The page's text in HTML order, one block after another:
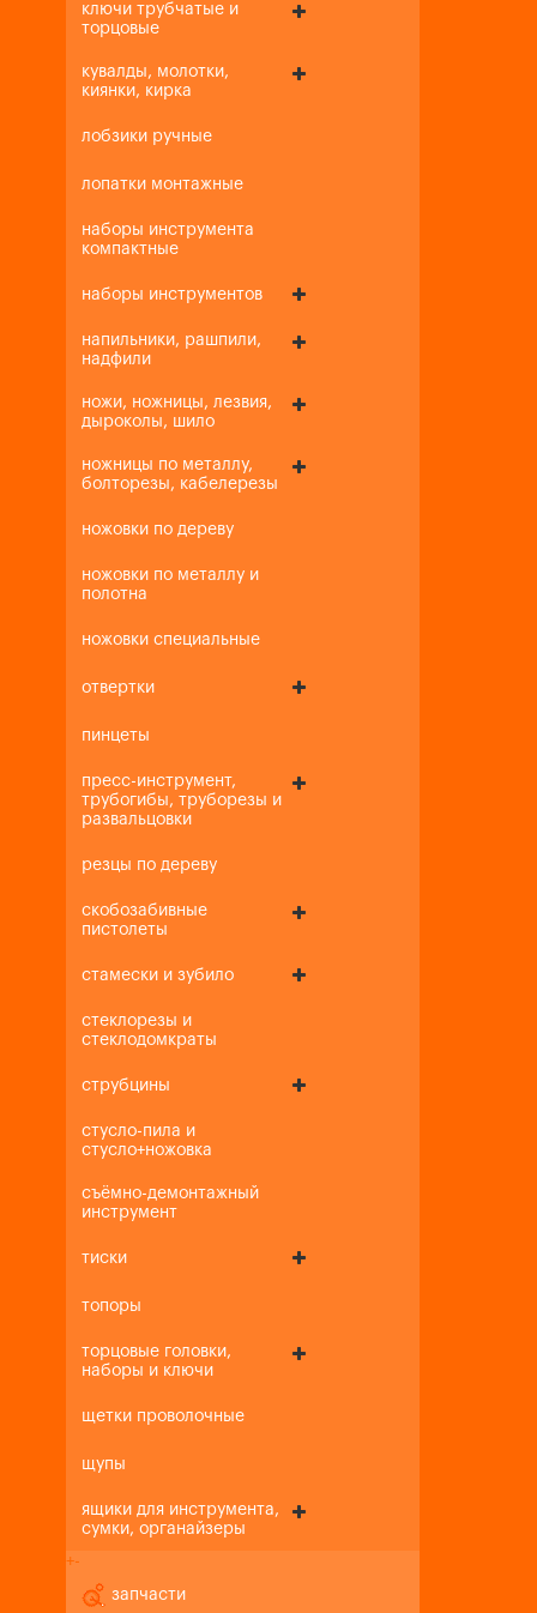
ключи трубчатые и
торцовые
кувалды, молотки,
киянки, кирка
лобзики ручные
лопатки монтажные
наборы инструмента
компактные
наборы инструментов
напильники, рашпили,
надфили
ножи, ножницы, лезвия,
дыроколы, шило
ножницы по металлу,
болторезы, кабелерезы
ножовки по дереву
ножовки по металлу и
полотна
ножовки специальные
отвертки
пинцеты
пресс-инструмент,
трубогибы, труборезы и
развальцовки
резцы по дереву
скобозабивные
пистолеты
стамески и зубило
стеклорезы и
стеклодомкраты
струбцины
стусло-пила и
стусло+ножовка
съёмно-демонтажный
инструмент
тиски
топоры
торцовые головки,
наборы и ключи
щетки проволочные
щупы
ящики для инструмента,
сумки, органайзеры
+-
запчасти